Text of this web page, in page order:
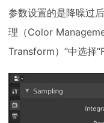
参数设置的是降噪过
理（Color
Transform）”中选择